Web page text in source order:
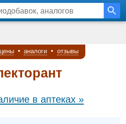
цены • аналоги • отзывы
в аптеках »